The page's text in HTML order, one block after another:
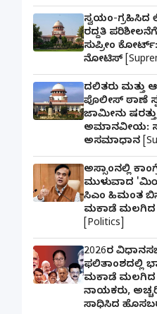
ಸ್ವಯಂ-ಗ್ರಹಿಸಿದ
ರದ್ದತಿ
ಸುಪ್ರೀಂ ಕೋರ್ಟ್:
ನೋಟಿಸ್
ದಲಿತರು ಮತ್ತು
ಪೊಲೀಸ್ ಠಾಣೆ
ಜಾಮೀನು
ಅಮಾನವೀಯ:
ಅಸಮಾಧಾನ
ಅಸ್ಸಾಂನಲ್ಲಿ
ಮುಳುವಾದ
ಸಿಎಂ ಹಿಮಂತ
ಮಕಾಡೆ ಮಲಗಿದ
[Politics]
2026ರ
ಫಲಿತಾಂಶದಲ್ಲಿ
ಮಕಾಡೆ
ನಾಯಕರು,
ಸಾಧಿಸಿದ